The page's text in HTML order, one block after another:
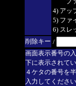
ファ
4) アッ
5) ファ
6) スレ
削除キー /
画面表示番号の
下に表示されて
４ケタの番号を
入力してください